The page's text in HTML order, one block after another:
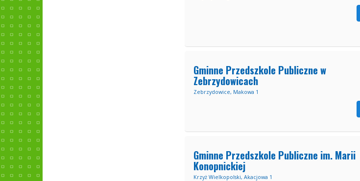
Gminne Przedszkole Publiczne w
Zebrzydowicach
Zebrzydowice, Makowa 1
Gminne Przedszkole Publiczne im. Marii
Konopnickiej
Krzyż Wielkopolski, Akacjowa 1